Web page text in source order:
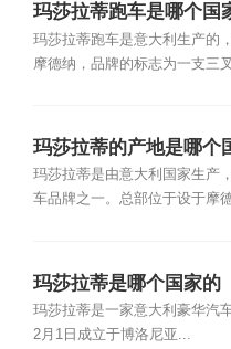
玛莎拉蒂跑车是哪个国
玛莎拉蒂跑车是意大利生产的
摩德纳，品牌的标志为一支三叉
玛莎拉蒂的产地是哪个
玛莎拉蒂是由意大利国家生产
车品牌之一。总部位于设于摩
玛莎拉蒂是哪个国家的
玛莎拉蒂是一家意大利豪华汽
2月1日成立于博洛尼亚...